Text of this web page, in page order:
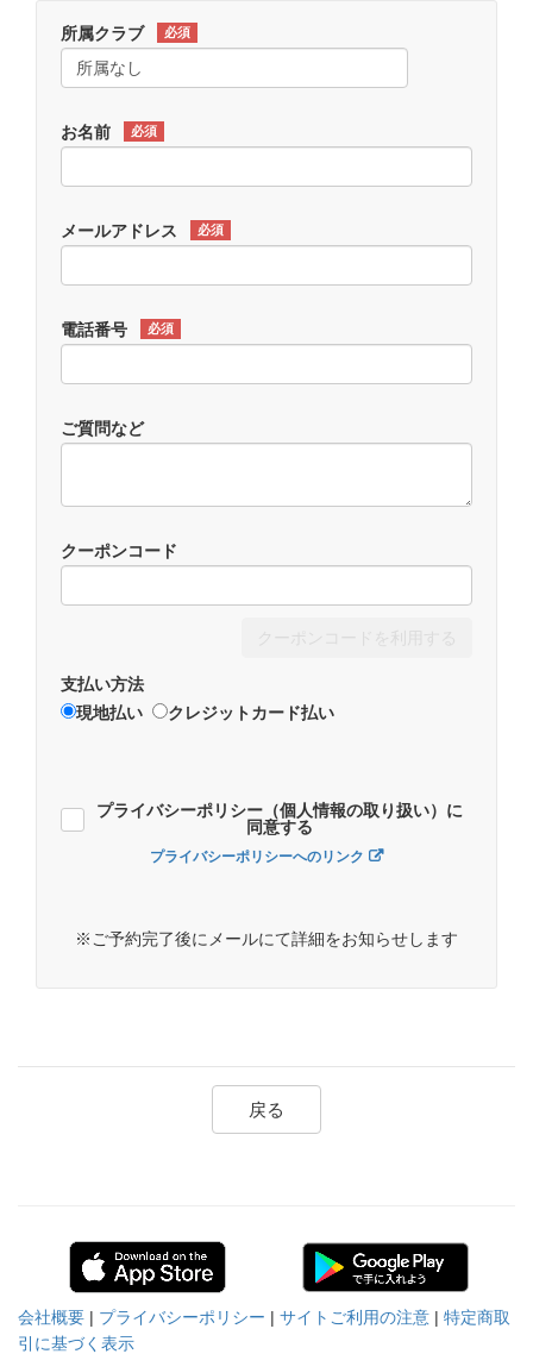
所属クラブ 必須
お名前 必須
メールアドレス 必須
電話番号 必須
ご質問など
クーポンコード
支払い方法
現地払い
クレジットカード払い
プライバシーポリシー（個人情報の取り扱い）に
同意する
プライバシーポリシーへのリンク
※ご予約完了後にメールにて詳細をお知らせします
戻る
会社概要 | プライバシーポリシー | サイトご利用の注意 | 特定商取
引に基づく表示